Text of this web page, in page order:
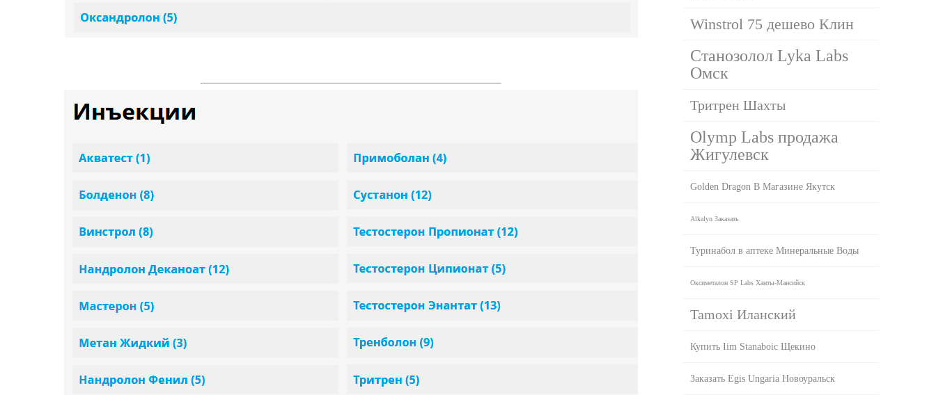
Winstrol 75 дешево Клин
Станозолол Lyka Labs
Омск
Тритрен Шахты
Olymp Labs продажа
Жигулевск
Golden Dragon В Магазине Якутск
Alkalyn Заказать
Туринабол в аптеке Минеральные Воды
Оксиметалон SP Labs Ханты-Мансийск
Tamoxi Иланский
Купить Iim Stanaboic Щекино
Заказать Egis Ungaria Новоуральск